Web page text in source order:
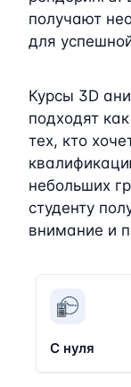
получают
для
Курсы 3D
подходят
тех, кто
небольших
студенту
внимание и
С нуля